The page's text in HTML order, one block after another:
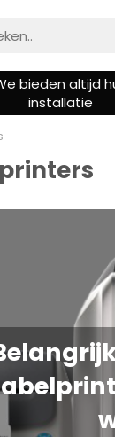
bieden altijd
installatie